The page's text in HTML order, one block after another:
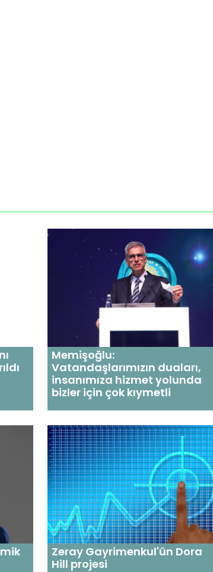
Memişoğlu:
Vatandaşlarımızın duaları,
insanımıza hizmet yolunda
bizler için çok kıymetli
Zeray Gayrimenkul'ün Dora
Hill projesi